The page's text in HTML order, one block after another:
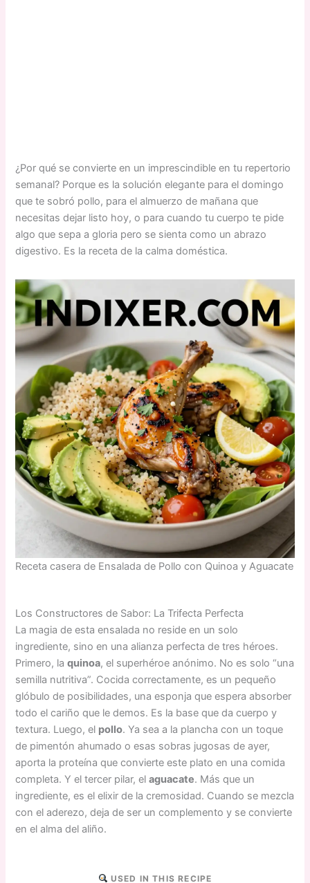
¿Por qué se convierte en un imprescindible en tu repertorio
semanal? Porque es la solución elegante para el domingo
que te sobró pollo, para el almuerzo de mañana que
necesitas dejar listo hoy, o para cuando tu cuerpo te pide
algo que sepa a gloria pero se sienta como un abrazo
digestivo. Es la receta de la calma doméstica.
Receta casera de Ensalada de Pollo con Quinoa y Aguacate
Los Constructores de Sabor: La Trifecta Perfecta
La magia de esta ensalada no reside en un solo
ingrediente, sino en una alianza perfecta de tres héroes.
Primero, laquinoa, el superhéroe anónimo. No es solo “una
semilla nutritiva”. Cocida correctamente, es un pequeño
glóbulo de posibilidades, una esponja que espera absorber
todo el cariño que le demos. Es la base que da cuerpo y
textura. Luego, el pollo. Ya sea a la plancha con un toque
de pimentón ahumado o esas sobras jugosas de ayer,
aporta la proteína que convierte este plato en una comida
completa. Y el tercer pilar, elaguacate. Más que un
ingrediente, es el elixir de la cremosidad. Cuando se mezcla
con el aderezo, deja de ser un complemento y se convierte
en el alma del aliño.
USED IN THIS RECIPE